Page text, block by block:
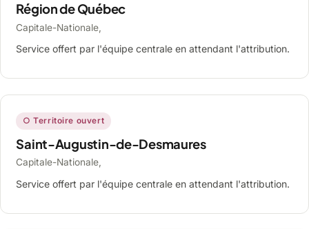
Région de Québec
Capitale-Nationale,
Service offert par l'équipe centrale en attendant l'attribution.
○ Territoire ouvert
Saint-Augustin-de-Desmaures
Capitale-Nationale,
Service offert par l'équipe centrale en attendant l'attribution.